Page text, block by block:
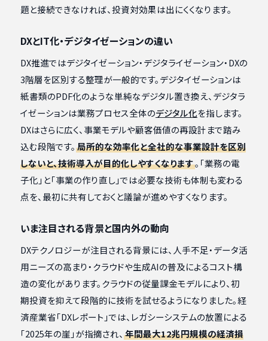
題と接続できなければ、投資対効果は出にくくなります。
DXとIT化・デジタイゼーションの違い
DX推進ではデジタイゼーション・デジタライゼーション・DXの
3階層を区別する整理が一般的です。デジタイゼーションは
紙書類のPDF化のような単純なデジタル置き換え、デジタラ
イゼーションは業務プロセス全体のデジタル化を指します。
DXはさらに広く、事業モデルや顧客価値の再設計まで踏み
込む段階です。 局所的な効率化と全社的な事業設計を区別
しないと、技術導入が目的化しやすくなります。「業務の電
子化」と「事業の作り直し」では必要な技術も体制も変わる
点を、最初に共有しておくと議論が進めやすくなります。
いま注目される背景と国内外の動向
DXテクノロジーが注目される背景には、人手不足・データ活
用ニーズの高まり・クラウドや生成AIの普及によるコスト構
造の変化があります。クラウドの従量課金モデルにより、初
期投資を抑えて段階的に技術を試せるようになりました。経
済産業省「DXレポート」では、レガシーシステムの放置による
「2025年の崖」が指摘され、 年間最大12兆円規模の経済損